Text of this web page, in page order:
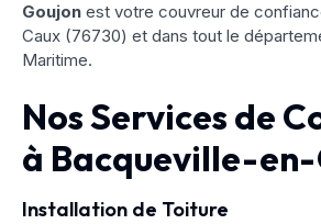
Goujon est votre couvreur de
Caux (76730) et dans tout le
Maritime.
Nos Services de
à Bacqueville-
Installation de Toiture